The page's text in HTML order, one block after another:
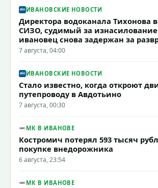
ИВАНОВСКИЕ НОВОСТИ
Директора водоканала Тихонова
СИЗО, судимый за
ивановец снова задержан за
7 августа, 04:00
ИВАНОВСКИЕ НОВОСТИ
Стало известно, когда откроют
путепроводу в Авдотьино
7 августа, 00:30
МК В ИВАНОВЕ
Костромич потерял 593 тысяч
покупке внедорожника
6 августа, 23:54
МК В ИВАНОВЕ